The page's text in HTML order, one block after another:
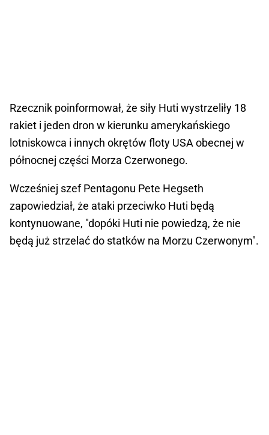
Rzecznik poinformował, że siły Huti wystrzeliły 18
rakiet i jeden dron w kierunku amerykańskiego
lotniskowca i innych okrętów floty USA obecnej w
północnej części Morza Czerwonego.
Wcześniej szef Pentagonu Pete Hegseth
zapowiedział, że ataki przeciwko Huti będą
kontynuowane, "dopóki Huti nie powiedzą, że nie
będą już strzelać do statków na Morzu Czerwonym".